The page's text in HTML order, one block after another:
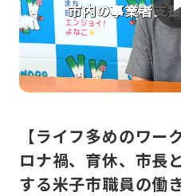
【ライフ多めのワー
ロナ禍、育休、市長
する米子市職員の働